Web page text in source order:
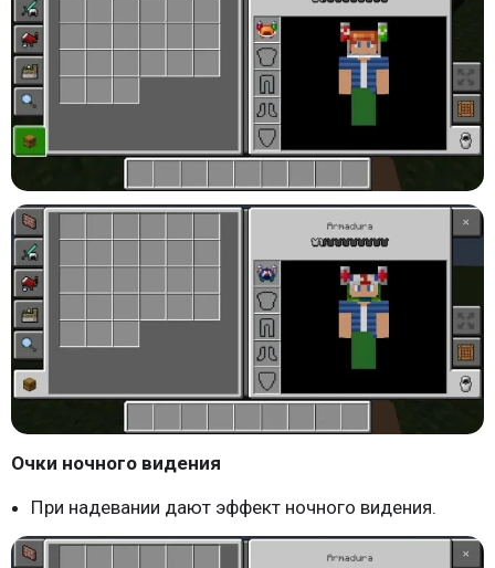
Очки ночного видения
При надевании дают эффект ночного видения.